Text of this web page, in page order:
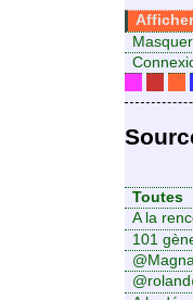
Toutes
A la
101